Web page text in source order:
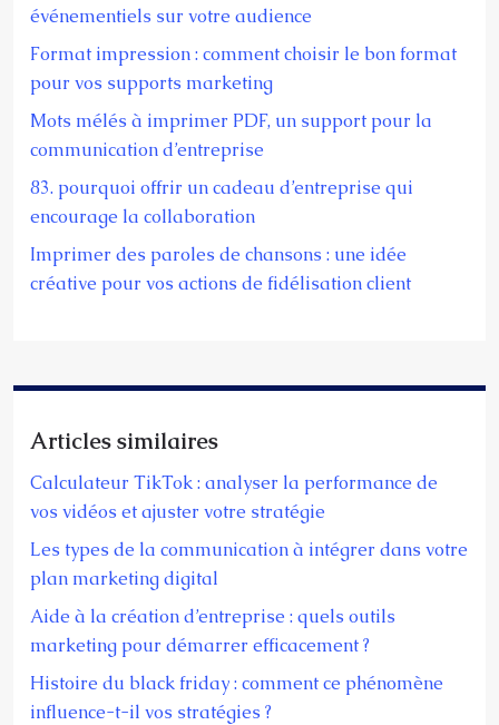
événementiels sur votre audience
Format impression : comment choisir le bon format
pour vos supports marketing
Mots mélés à imprimer PDF, un support pour la
communication d’entreprise
83. pourquoi offrir un cadeau d’entreprise qui
encourage la collaboration
Imprimer des paroles de chansons : une idée
créative pour vos actions de fidélisation client
Articles similaires
Calculateur TikTok : analyser la performance de
vos vidéos et ajuster votre stratégie
Les types de la communication à intégrer dans votre
plan marketing digital
Aide à la création d’entreprise : quels outils
marketing pour démarrer efficacement ?
Histoire du black friday : comment ce phénomène
influence-t-il vos stratégies ?